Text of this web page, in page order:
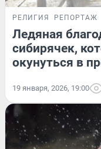
РЕЛИГИЯ РЕПОРТАЖ
Ледяная
сибирячек,
окунуться в
19 января, 2026, 19:00